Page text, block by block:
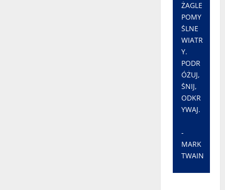
ŻAGLE
POMY
ŚLNE
WIATR
Y.
PODR
ÓŻUJ,
ŚNIJ,
ODKR
YWAJ.
-
MARK
TWAIN